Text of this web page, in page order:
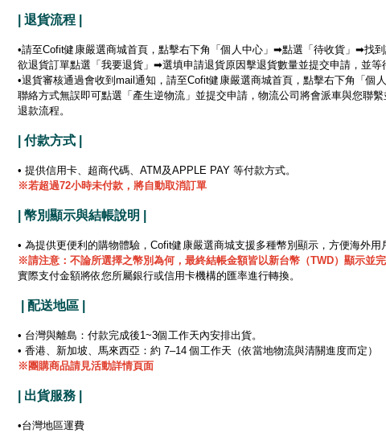
| 退貨流程 |
•請至Cofit健康嚴選商城首頁，點擊右下角「個人中心」➡點選「待收貨」➡找
欲退貨訂單點選「我要退貨」➡選填申請退貨原因擊退貨數量並提交申請，並等
•退貨審核通過會收到mail通知，請至Cofit健康嚴選商城首頁，點擊右下角「
聯絡方式無誤即可點選「產生逆物流」並提交申請，物流公司將會派車與您聯
退款流程。
| 付款方式 |
• 提供信用卡、超商代碼、ATM及APPLE PAY 等付款方式。
※若超過72小時未付款，將自動取消訂單
| 幣別顯示與結帳說明 |
• 為提供更便利的購物體驗，Cofit健康嚴選商城支援多種幣別顯示，方便海外用
※請注意：不論所選擇之幣別為何，最終結帳金額皆以新台幣（TWD）顯示並完
實際支付金額將依您所屬銀行或信用卡機構的匯率進行轉換。
| 配送地區 |
• 台灣與離島：付款完成後1~3個工作天內安排出貨。
• 香港、新加坡、馬來西亞：約 7–14 個工作天（依當地物流與清關進度而定）
※團購商品請見活動詳情頁面
| 出貨服務 |
•台灣地區運費